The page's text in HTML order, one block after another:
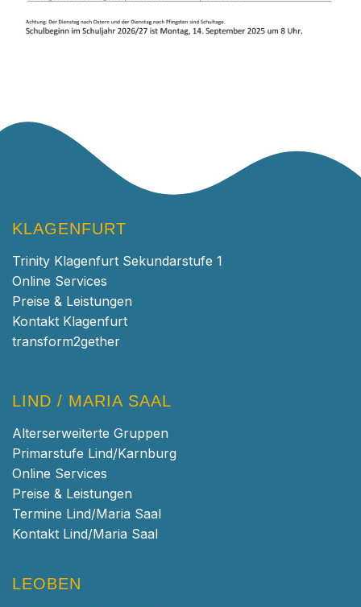
KLAGENFURT
Trinity Klagenfurt Sekundarstufe 1
Online Services
Preise & Leistungen
Kontakt Klagenfurt
transform2gether
LIND / MARIA SAAL
Alterserweiterte Gruppen
Primarstufe Lind/Karnburg
Online Services
Preise & Leistungen
Termine Lind/Maria Saal
Kontakt Lind/Maria Saal
LEOBEN